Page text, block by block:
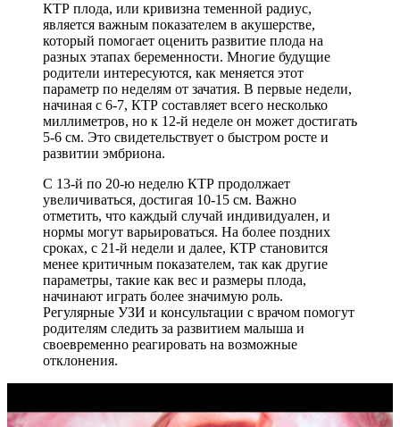
КТР плода, или кривизна теменной радиус,
является важным показателем в акушерстве,
который помогает оценить развитие плода на
разных этапах беременности. Многие будущие
родители интересуются, как меняется этот
параметр по неделям от зачатия. В первые недели,
начиная с 6-7, КТР составляет всего несколько
миллиметров, но к 12-й неделе он может достигать
5-6 см. Это свидетельствует о быстром росте и
развитии эмбриона.
С 13-й по 20-ю неделю КТР продолжает
увеличиваться, достигая 10-15 см. Важно
отметить, что каждый случай индивидуален, и
нормы могут варьироваться. На более поздних
сроках, с 21-й недели и далее, КТР становится
менее критичным показателем, так как другие
параметры, такие как вес и размеры плода,
начинают играть более значимую роль.
Регулярные УЗИ и консультации с врачом помогут
родителям следить за развитием малыша и
своевременно реагировать на возможные
отклонения.